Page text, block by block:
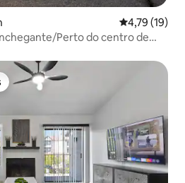
4,79 de uma
4,79 (19)
Perto do centro de